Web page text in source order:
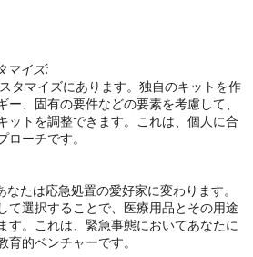
マイズ:
タマイズにあります。独自のキットを作
、固有の要件などの要素を考慮して、
ットを調整できます。これは、個人に合
ーチです。
たは応急処置の愛好家に変わります。
て選択することで、医療用品とその用途
す。これは、緊急事態においてあなたに
的ベンチャーです。